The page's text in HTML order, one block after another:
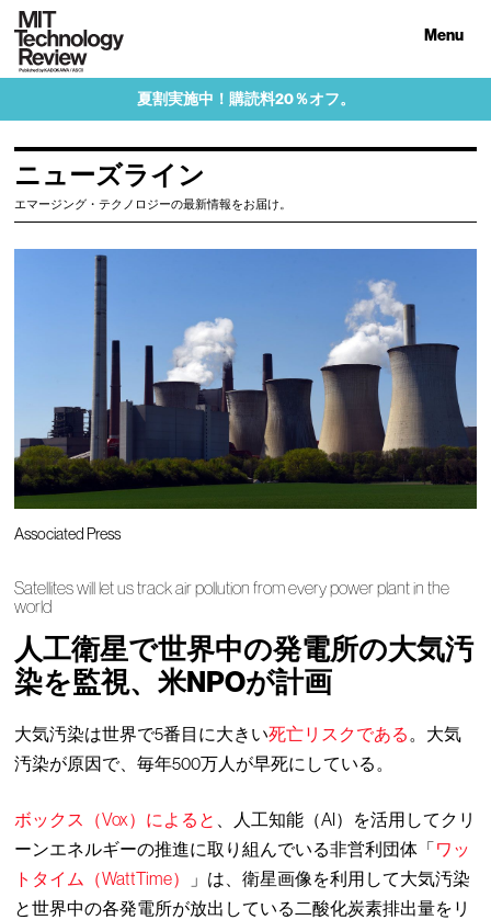
Menu
夏割実施中！購読料20％オフ。
ニューズライン
エマージング・テクノロジーの最新情報をお届け。
Associated Press
Satellites will let us track air pollution from every power plant in the
world
人工衛星で世界中の発電所の大気汚
染を監視、米NPOが計画
大気汚染は世界で5番目に大きい死亡リスクである 。大気
汚染が原因で、毎年500万人が早死にしている。
ボックス（Vox）によると
、人工知能（AI）を活用してクリ
ーンエネルギーの推進に取り組んでいる非営利団体「ワッ
トタイム（WattTime）
」は、衛星画像を利用して大気汚染
と世界中の各発電所が放出している二酸化炭素排出量をリ